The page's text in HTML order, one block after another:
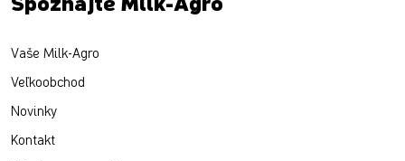
Spoznajte Milk-Agro
Vaše Milk-Agro
Veľkoobchod
Novinky
Kontakt